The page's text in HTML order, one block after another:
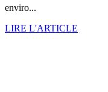
enviro...
LIRE L'ARTICLE